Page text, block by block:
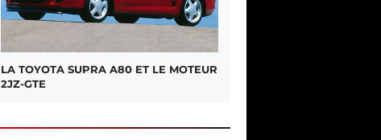
LA TOYOTA SUPRA A80 ET LE MOTEUR
2JZ-GTE